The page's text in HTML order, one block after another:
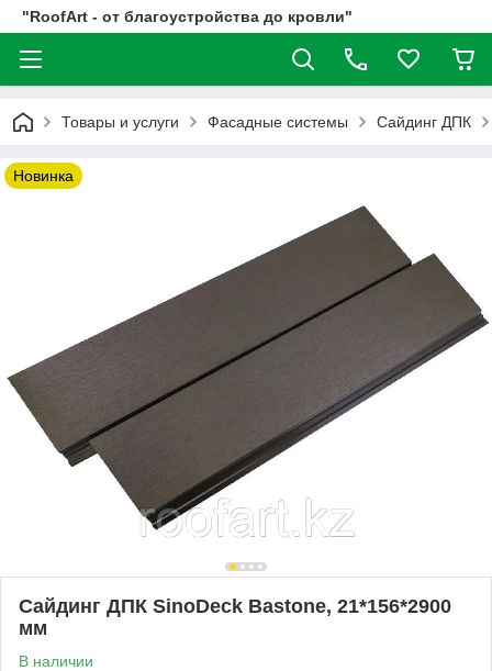
"RoofArt - от благоустройства до кровли"
Товары и услуги Фасадные системы Сайдинг ДПК
Новинка
Сайдинг ДПК SinoDeck Bastone, 21*156*2900
мм
В наличии